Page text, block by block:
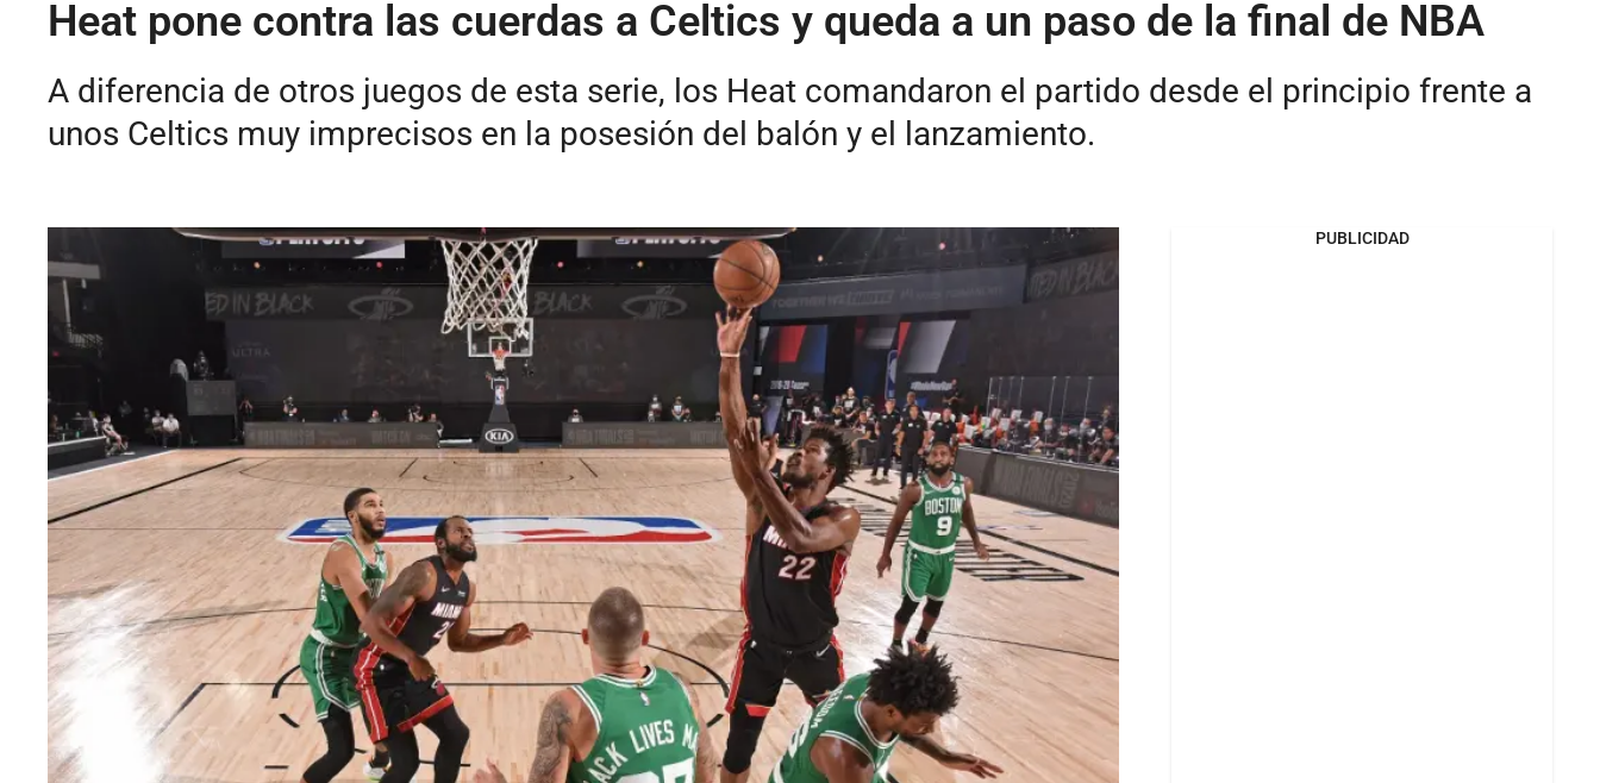
Heat pone contra las cuerdas a Celtics y queda a un paso de la final de NBA
A diferencia de otros juegos de esta serie, los Heat comandaron el partido desde el principio frente a
unos Celtics muy imprecisos en la posesión del balón y el lanzamiento.
PUBLICIDAD